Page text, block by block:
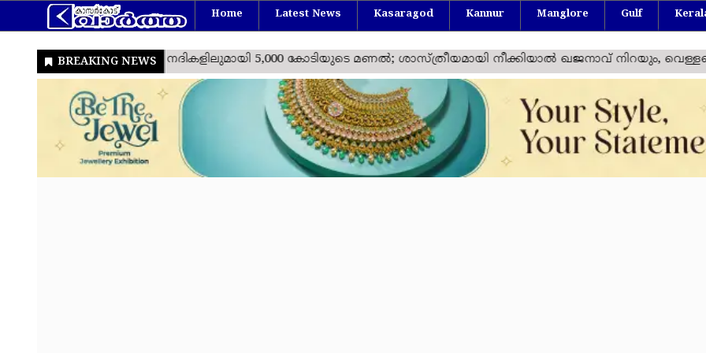
Home Latest News Kasaragod Kannur Manglore Gulf